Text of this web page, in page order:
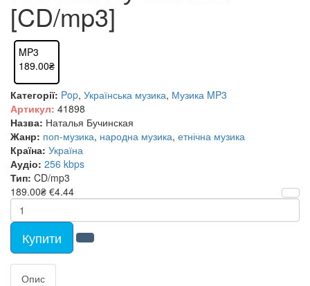
[CD/mp3]
MP3
189.00₴
Категорії: Pop, Українська музика, Музика MP3
Артикул: 41898
Назва: Наталья Бучинская
Жанр: поп-музика, народна музика, етнічна музика
Країна: Україна
Аудіо: 256 kbps
Тип: CD/mp3
189.00₴ €4.44
Купити
Опис